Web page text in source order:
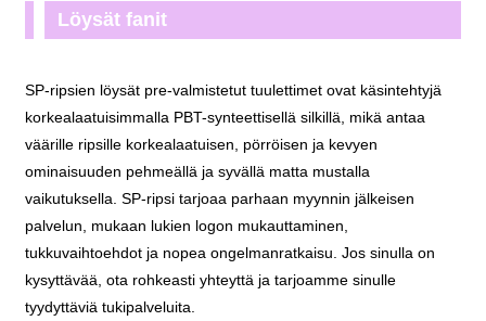
Löysät fanit
SP-ripsien löysät pre-valmistetut tuulettimet ovat käsintehtyjä
korkealaatuisimmalla PBT-synteettisellä silkillä, mikä antaa
väärille ripsille korkealaatuisen, pörröisen ja kevyen
ominaisuuden pehmeällä ja syvällä matta mustalla
vaikutuksella. SP-ripsi tarjoaa parhaan myynnin jälkeisen
palvelun, mukaan lukien logon mukauttaminen,
tukkuvaihtoehdot ja nopea ongelmanratkaisu. Jos sinulla on
kysyttävää, ota rohkeasti yhteyttä ja tarjoamme sinulle
tyydyttäviä tukipalveluita.